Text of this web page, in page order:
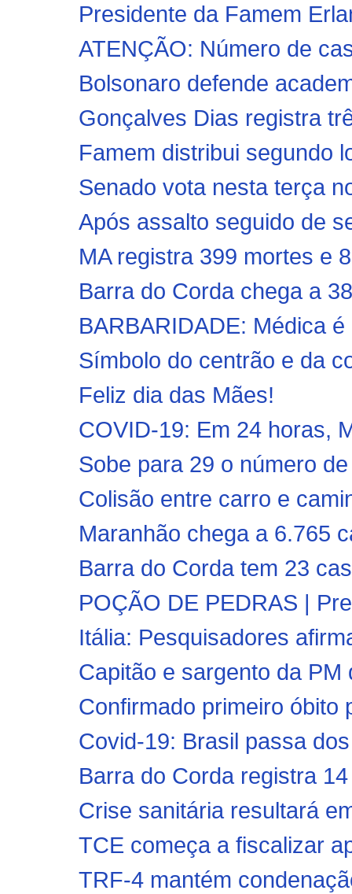
Presidente da Famem
ATENÇÃO: Número de
Bolsonaro defende
Gonçalves Dias registra
Famem distribui segundo
Senado vota nesta terça
Após assalto seguido de
MA registra 399 mortes e
Barra do Corda chega a
BARBARIDADE: Médica
Símbolo do centrão e da
Feliz dia das Mães!
COVID-19: Em 24 horas,
Sobe para 29 o número
Colisão entre carro e
Maranhão chega a 6.765
Barra do Corda tem 23
POÇÃO DE PEDRAS |
Itália: Pesquisadores
Capitão e sargento da PM
Confirmado primeiro óbito
Covid-19: Brasil passa
Barra do Corda registra
Crise sanitária resultará
TCE começa a fiscalizar
TRF-4 mantém